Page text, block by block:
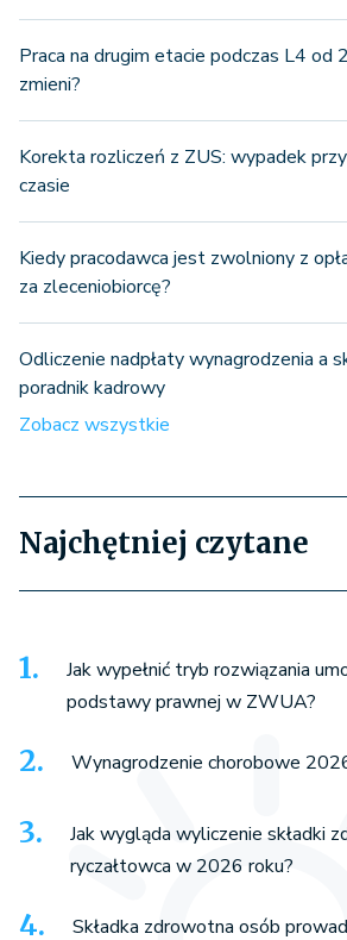
Praca na drugim etacie podczas L4 od
zmieni?
Korekta rozliczeń z ZUS: wypadek
czasie
Kiedy pracodawca jest zwolniony z
za zleceniobiorcę?
Odliczenie nadpłaty wynagrodzenia a
poradnik kadrowy
Zobacz wszystkie
Najchętniej czytane
Jak wypełnić tryb rozwiązania
podstawy prawnej w ZWUA?
Wynagrodzenie chorobowe
Jak wygląda wyliczenie składki
ryczałtowca w 2026 roku?
Składka zdrowotna osób